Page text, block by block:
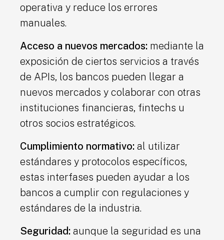
operativa y reduce los errores
manuales.
Acceso a nuevos mercados: mediante la
exposición de ciertos servicios a través
de APIs, los bancos pueden llegar a
nuevos mercados y colaborar con otras
instituciones financieras, fintechs u
otros socios estratégicos.
Cumplimiento normativo: al utilizar
estándares y protocolos específicos,
estas interfases pueden ayudar a los
bancos a cumplir con regulaciones y
estándares de la industria.
Seguridad: aunque la seguridad es una